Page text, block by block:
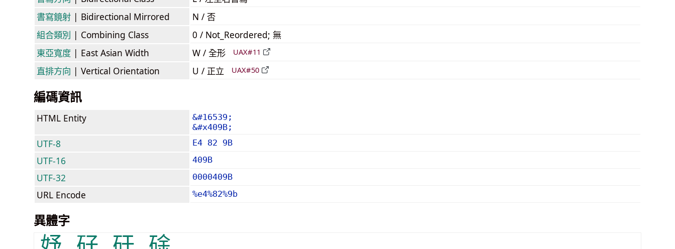
書寫鏡射 | Bidirectional Mirrored
N / 否
組合類別 | Combining Class
0 / Not_Reordered; 無
東亞寬度 | East Asian Width W / 全形 UAX#11
直排方向 | Vertical Orientation U / 正立 UAX#50
編碼資訊
HTML Entity
&#16539;
&#x409B;
UTF-8 E4 82 9B
UTF-16 409B
UTF-32 0000409B
URL Encode %e4%82%9b
異體字